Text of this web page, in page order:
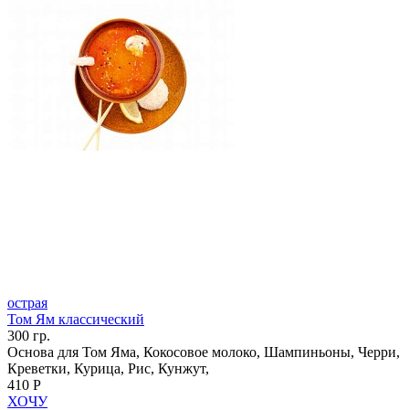
острая
Том Ям классический
300 гр.
Основа для Том Яма, Кокосовое молоко, Шампиньоны, Черри,
Креветки, Курица, Рис, Кунжут,
410 Р
ХОЧУ